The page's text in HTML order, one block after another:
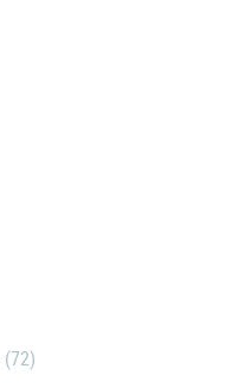
(72)